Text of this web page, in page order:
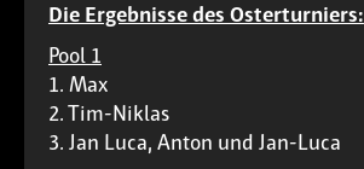
Die Ergebnisse des Osterturniers:
Pool 1
1. Max
2. Tim-Niklas
3. Jan Luca, Anton und Jan-Luca